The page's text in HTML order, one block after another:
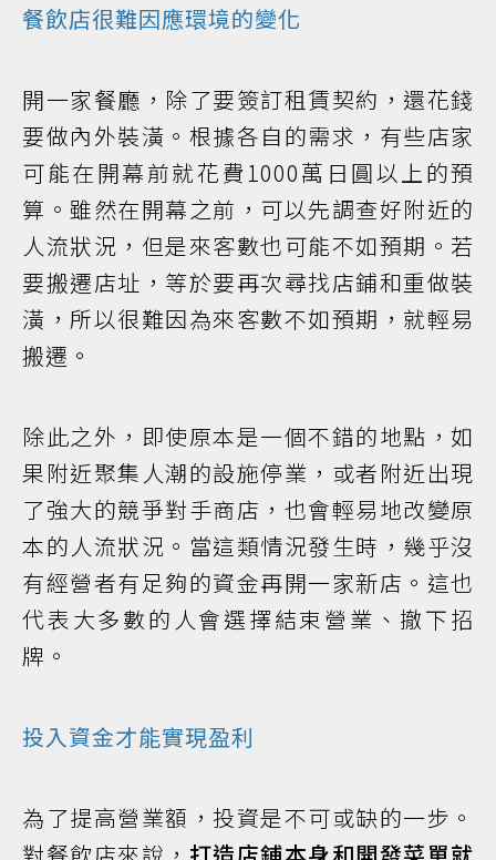
餐飲店很難因應環境的變化
開一家餐廳，除了要簽訂租賃契約，還花錢
要做內外裝潢。根據各自的需求，有些店家
可能在開幕前就花費1000萬日圓以上的預
算。雖然在開幕之前，可以先調查好附近的
人流狀況，但是來客數也可能不如預期。若
要搬遷店址，等於要再次尋找店鋪和重做裝
潢，所以很難因為來客數不如預期，就輕易
搬遷。
除此之外，即使原本是一個不錯的地點，如
果附近聚集人潮的設施停業，或者附近出現
了強大的競爭對手商店，也會輕易地改變原
本的人流狀況。當這類情況發生時，幾乎沒
有經營者有足夠的資金再開一家新店。這也
代表大多數的人會選擇結束營業、撤下招
牌。
投入資金才能實現盈利
為了提高營業額，投資是不可或缺的一步。